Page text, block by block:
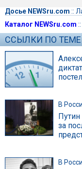
Досье NEWSru.com ::
Каталог NEWSru.com ::
ССЫЛКИ ПО ТЕМЕ
В
Путин
за
В